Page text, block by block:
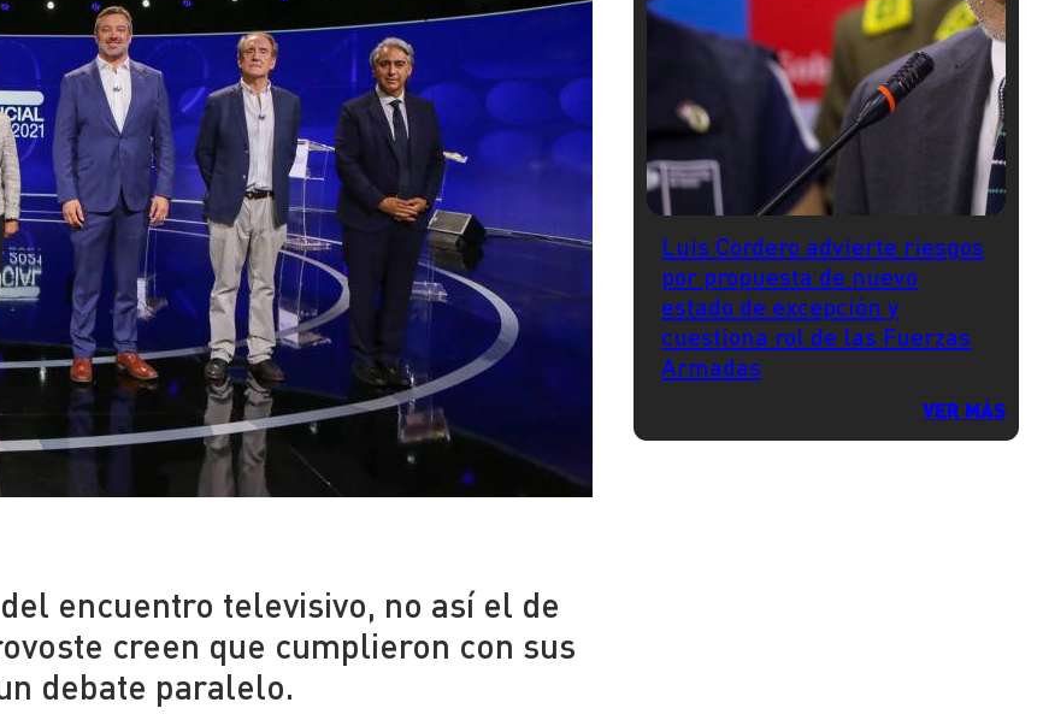
encuentro televisivo, no así el de
creen que cumplieron con sus
debate paralelo.
Luis Cordero advierte riesgos
por propuesta de nuevo
estado de excepción y
cuestiona rol de las Fuerzas
Armadas
VER MÁS